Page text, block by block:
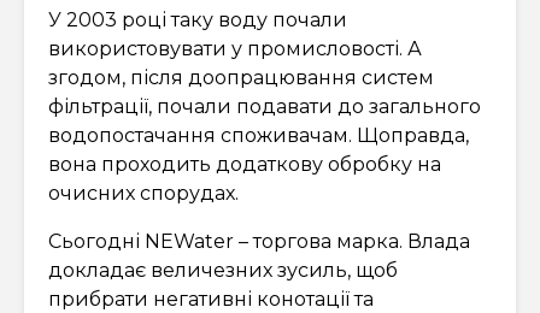
У 2003 році таку воду почали
використовувати у промисловості. А
згодом, після доопрацювання систем
фільтрації, почали подавати до загального
водопостачання споживачам. Щоправда,
вона проходить додаткову обробку на
очисних спорудах.
Сьогодні NEWater – торгова марка. Влада
докладає величезних зусиль, щоб
прибрати негативні конотації та